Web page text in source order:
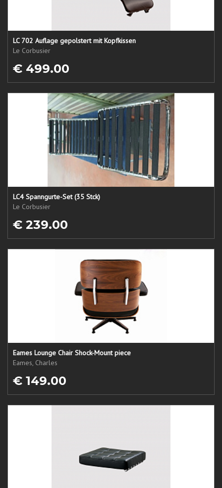
LC 702 Auflage gepolstert mit Kopfkissen
Le Corbusier
€ 499.00
LC4 Spanngurte-Set (35 Stck)
Le Corbusier
€ 239.00
Eames Lounge Chair Shock-Mount piece
Eames, Charles
€ 149.00